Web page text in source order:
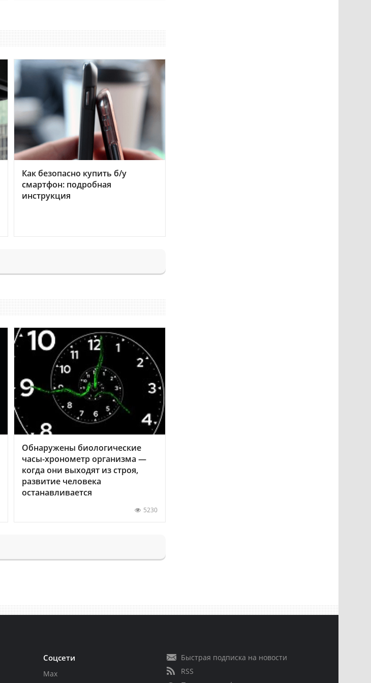
Как безопасно купить б/у
смартфон: подробная
инструкция
Обнаружены биологические
часы-хронометр организма —
когда они выходят из строя,
развитие человека
останавливается
5230
Соцсети
Max
Быстрая подписка на новости
RSS